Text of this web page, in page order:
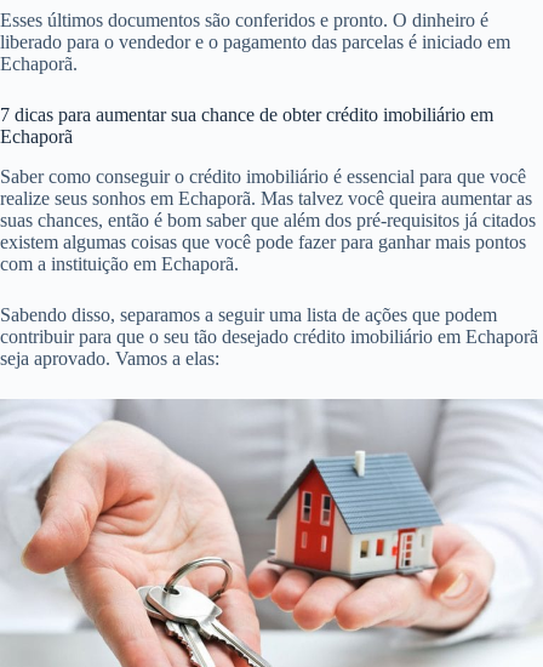
Esses últimos documentos são conferidos e pronto. O dinheiro é
liberado para o vendedor e o pagamento das parcelas é iniciado em
Echaporã.
7 dicas para aumentar sua chance de obter crédito imobiliário em
Echaporã
Saber como conseguir o crédito imobiliário é essencial para que você
realize seus sonhos em Echaporã. Mas talvez você queira aumentar as
suas chances, então é bom saber que além dos pré-requisitos já citados
existem algumas coisas que você pode fazer para ganhar mais pontos
com a instituição em Echaporã.
Sabendo disso, separamos a seguir uma lista de ações que podem
contribuir para que o seu tão desejado crédito imobiliário em Echaporã
seja aprovado. Vamos a elas: